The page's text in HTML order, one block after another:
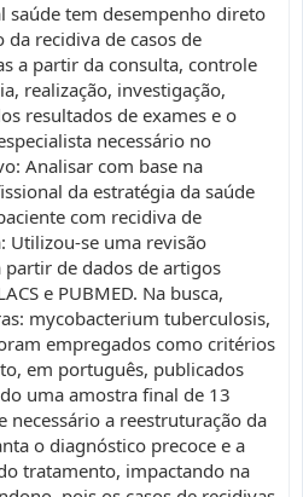
tem desempenho direto
recidiva de casos de
a partir da consulta, controle
realização, investigação,
resultados de exames e o
necessário no
Analisar com base na
da estratégia da saúde
com recidiva de
Utilizou-se uma revisão
de dados de artigos
e PUBMED. Na busca,
mycobacterium tuberculosis,
empregados como critérios
em português, publicados
uma amostra final de 13
necessário a reestruturação da
o diagnóstico precoce e a
tratamento, impactando na